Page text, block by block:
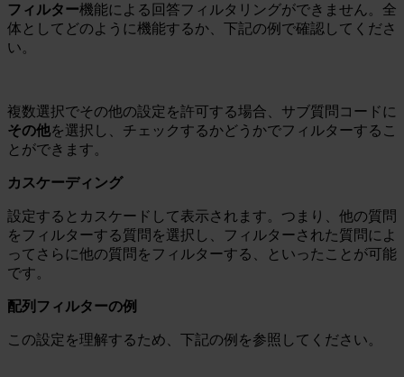
フィルター機能による回答フィルタリングができません。全
体としてどのように機能するか、下記の例で確認してくださ
い。
複数選択でその他の設定を許可する場合、サブ質問コードに
その他を選択し、チェックするかどうかでフィルターするこ
とができます。
カスケーディング
設定するとカスケードして表示されます。つまり、他の質問
をフィルターする質問を選択し、フィルターされた質問によ
ってさらに他の質問をフィルターする、といったことが可能
です。
配列フィルターの例
この設定を理解するため、下記の例を参照してください。